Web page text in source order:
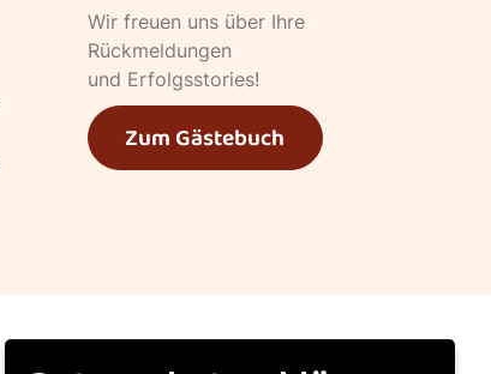
Wir freuen uns über Ihre
Rückmeldungen
und Erfolgsstories!
Zum Gästebuch